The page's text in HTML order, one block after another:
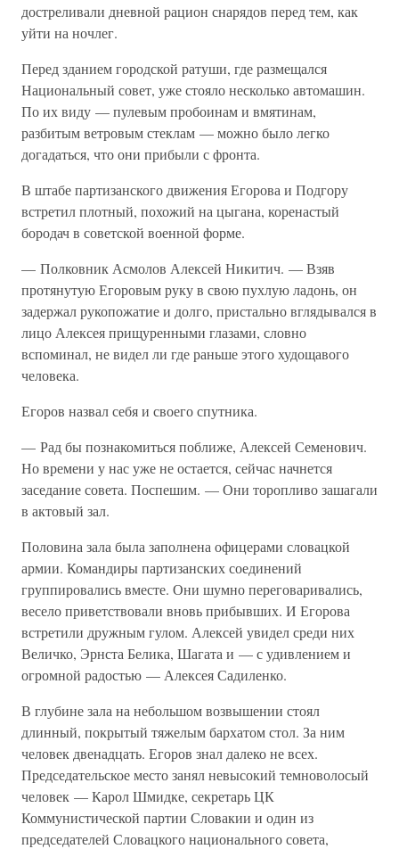
достреливали дневной рацион снарядов перед тем, как
уйти на ночлег.
Перед зданием городской ратуши, где размещался
Национальный совет, уже стояло несколько автомашин.
По их виду — пулевым пробоинам и вмятинам,
разбитым ветровым стеклам — можно было легко
догадаться, что они прибыли с фронта.
В штабе партизанского движения Егорова и Подгору
встретил плотный, похожий на цыгана, коренастый
бородач в советской военной форме.
— Полковник Асмолов Алексей Никитич. — Взяв
протянутую Егоровым руку в свою пухлую ладонь, он
задержал рукопожатие и долго, пристально вглядывался в
лицо Алексея прищуренными глазами, словно
вспоминал, не видел ли где раньше этого худощавого
человека.
Егоров назвал себя и своего спутника.
— Рад бы познакомиться поближе, Алексей Семенович.
Но времени у нас уже не остается, сейчас начнется
заседание совета. Поспешим. — Они торопливо зашагали
в актовый зал.
Половина зала была заполнена офицерами словацкой
армии. Командиры партизанских соединений
группировались вместе. Они шумно переговаривались,
весело приветствовали вновь прибывших. И Егорова
встретили дружным гулом. Алексей увидел среди них
Величко, Эрнста Белика, Шагата и — с удивлением и
огромной радостью — Алексея Садиленко.
В глубине зала на небольшом возвышении стоял
длинный, покрытый тяжелым бархатом стол. За ним
человек двенадцать. Егоров знал далеко не всех.
Председательское место занял невысокий темноволосый
человек — Карол Шмидке, секретарь ЦК
Коммунистической партии Словакии и один из
председателей Словацкого национального совета,